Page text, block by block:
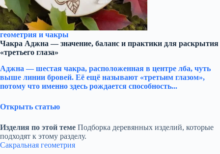
геометрия и чакры
Чакра Аджна — значение, баланс и практики для раскрытия
«третьего глаза»
Аджна — шестая чакра, расположенная в центре лба, чуть
выше линии бровей. Её ещё называют «третьим глазом»,
потому что именно здесь рождается способность...
Открыть статью
Изделия по этой теме Подборка деревянных изделий, которые
подходят к этому разделу.
Сакральная геометрия